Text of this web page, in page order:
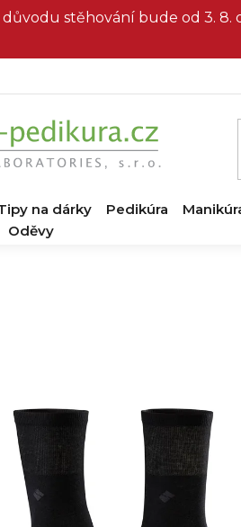
stěhování bude od 3. 8.
na dárky Pedikúra
Oděvy